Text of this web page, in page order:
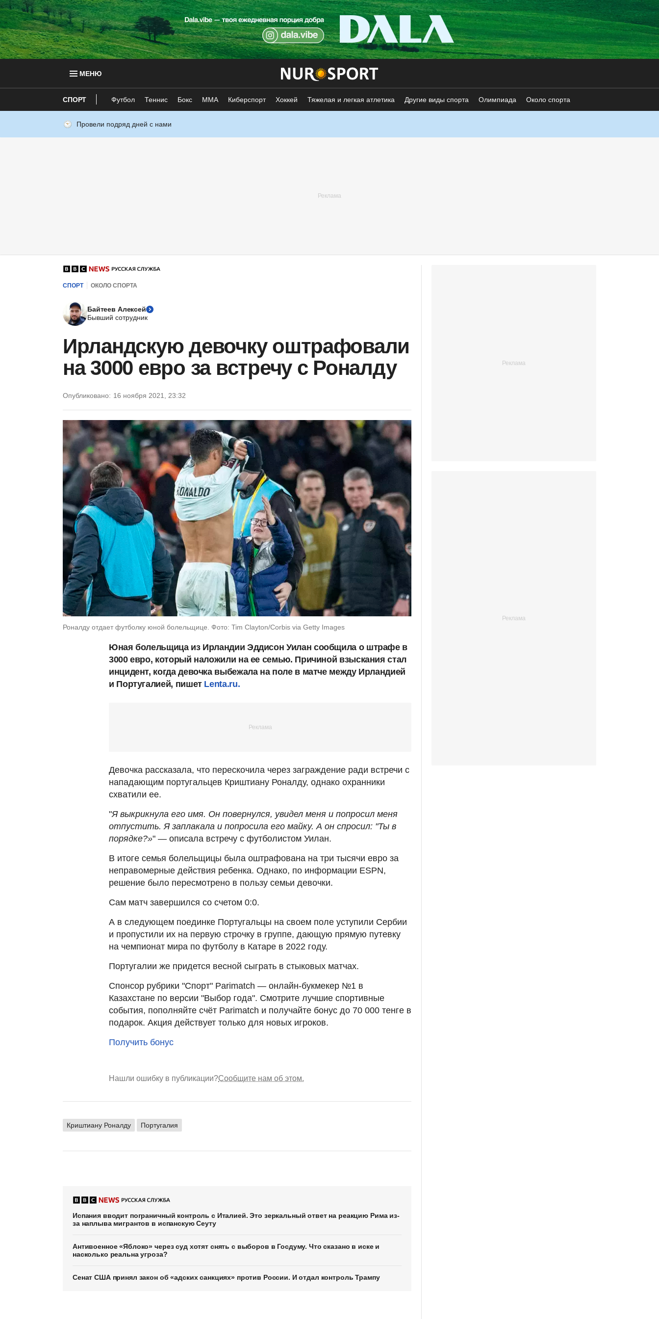
МЕНЮ
СПОРТ Футбол Теннис Бокс ММА Киберспорт Хоккей Тяжелая и легкая атлетика Другие виды спорта Олимпиада Около спорта
Провели подряд дней с нами
СПОРТ ОКОЛО СПОРТА
Байтеев Алексей
Бывший сотрудник
Ирландскую девочку оштрафовали
на 3000 евро за встречу с Роналду
Опубликовано: 16 ноября 2021, 23:32
Роналду отдает футболку юной болельщице. Фото: Tim Clayton/Corbis via Getty Images
Юная болельщица из Ирландии Эддисон Уилан сообщила о штрафе в
3000 евро, который наложили на ее семью. Причиной взыскания стал
инцидент, когда девочка выбежала на поле в матче между Ирландией
и Португалией, пишет Lenta.ru.
Девочка рассказала, что перескочила через заграждение ради встречи с
нападающим португальцев Криштиану Роналду, однако охранники
схватили ее.
"Я выкрикнула его имя. Он повернулся, увидел меня и попросил меня
отпустить. Я заплакала и попросила его майку. А он спросил: "Ты в
порядке?»" — описала встречу с футболистом Уилан.
В итоге семья болельщицы была оштрафована на три тысячи евро за
неправомерные действия ребенка. Однако, по информации ESPN,
решение было пересмотрено в пользу семьи девочки.
Сам матч завершился со счетом 0:0.
А в следующем поединке Португальцы на своем поле уступили Сербии
и пропустили их на первую строчку в группе, дающую прямую путевку
на чемпионат мира по футболу в Катаре в 2022 году.
Португалии же придется весной сыграть в стыковых матчах.
Спонсор рубрики "Спорт" Parimatch — онлайн-букмекер №1 в
Казахстане по версии "Выбор года". Смотрите лучшие спортивные
события, пополняйте счёт Parimatch и получайте бонус до 70 000 тенге в
подарок. Акция действует только для новых игроков.
Получить бонус
Нашли ошибку в публикации?Сообщите нам об этом.
Криштиану Роналду Португалия
Испания вводит пограничный контроль с Италией. Это зеркальный ответ на реакцию Рима из-
за наплыва мигрантов в испанскую Сеуту
Антивоенное «Яблоко» через суд хотят снять с выборов в Госдуму. Что сказано в иске и
насколько реальна угроза?
Сенат США принял закон об «адских санкциях» против России. И отдал контроль Трампу